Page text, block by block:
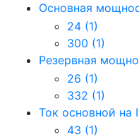
Основная
24 (1)
300 (1)
Резервная
26 (1)
332 (1)
Ток основной на
43 (1)